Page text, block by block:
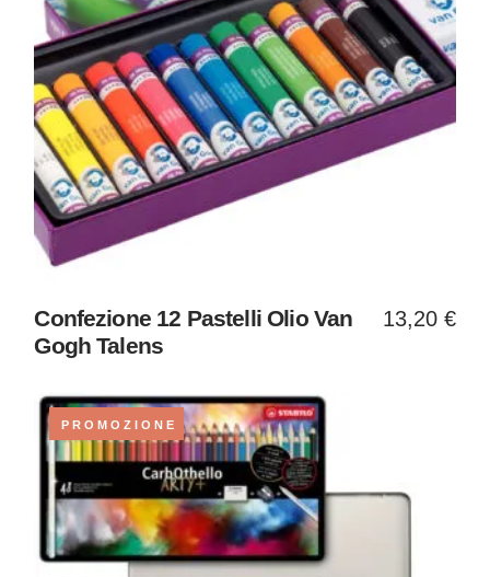
Confezione 12 Pastelli Olio Van
Gogh Talens
13,20 €
PROMOZIONE